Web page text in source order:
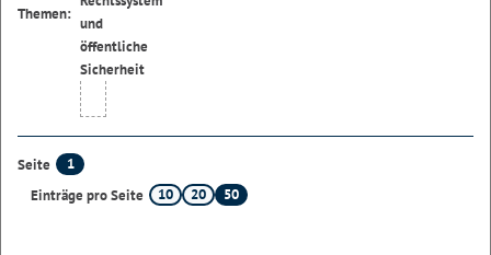
Themen:
Seite
1
Einträge pro Seite
10 20 50